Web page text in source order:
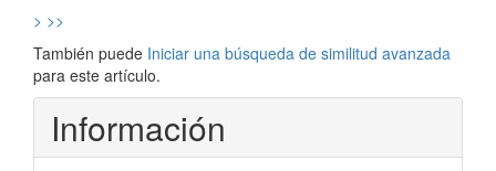
> >>
También puede Iniciar una búsqueda de similitud avanzada
para este artículo.
Información